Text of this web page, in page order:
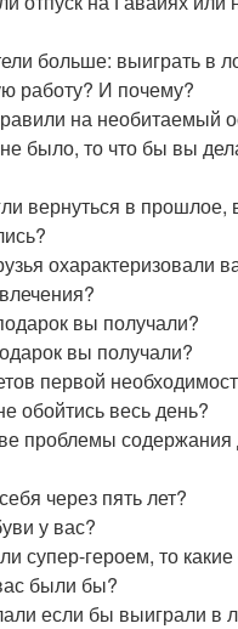
больше: выиграть в
работу? И почему?
на необитаемый
было, то что бы вы
вернуться в прошлое,
охарактеризовали
вы получали?
вы получали?
первой
обойтись весь день?
проблемы
через пять лет?
у вас?
супер-героем, то какие
были бы?
если бы выиграли в